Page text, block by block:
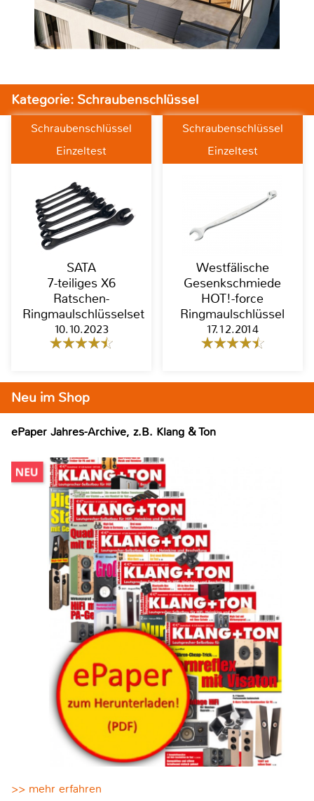
Kategorie: Schraubenschlüssel
Schraubenschlüssel
Einzeltest
SATA
7-teiliges X6
Ratschen-
Ringmaulschlüsselset
10.10.2023
Schraubenschlüssel
Einzeltest
Westfälische
Gesenkschmiede
HOT!-force
Ringmaulschlüssel
17.12.2014
Neu im Shop
ePaper Jahres-Archive, z.B. Klang & Ton
>> mehr erfahren